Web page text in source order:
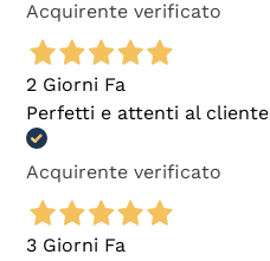
Acquirente verificato
2 Giorni Fa
Perfetti e attenti al cliente
Acquirente verificato
3 Giorni Fa